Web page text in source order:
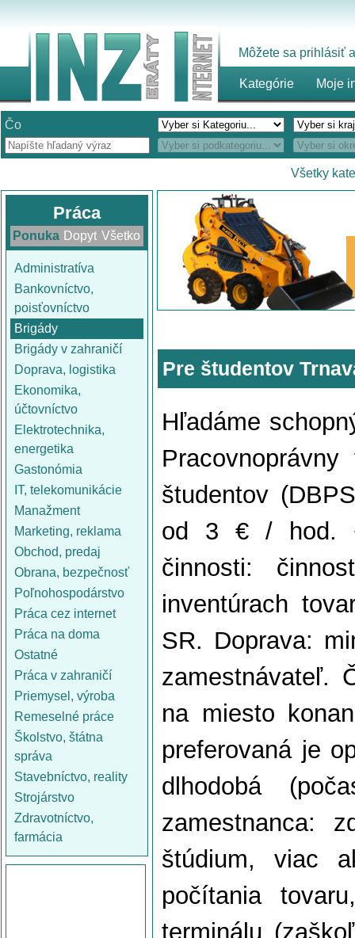
Môžete sa prihlásiť
Kategórie Moje
Čo
Všetky
Práca
Ponuka Dopyt Všetko
Administratíva
Bankovníctvo,
poisťovníctvo
Brigády
Brigády v zahraničí
Doprava, logistika
Ekonomika,
účtovníctvo
Elektrotechnika,
energetika
Gastonómia
IT, telekomunikácie
Manažment
Marketing, reklama
Obchod, predaj
Obrana, bezpečnosť
Poľnohospodárstvo
Práca cez internet
Práca na doma
Ostatné
Práca v zahraničí
Priemysel, výroba
Remeselné práce
Školstvo, štátna
správa
Stavebníctvo, reality
Strojárstvo
Zdravotníctvo,
farmácia
Pre študentov
Hľadáme
študentov
od 3 € / hod.
činnosti:
inventúrach
SR. Doprava:
zamestnávateľ.
na miesto
preferovaná je
dlhodobá
zamestnanca:
štúdium, viac
počítania
terminálu